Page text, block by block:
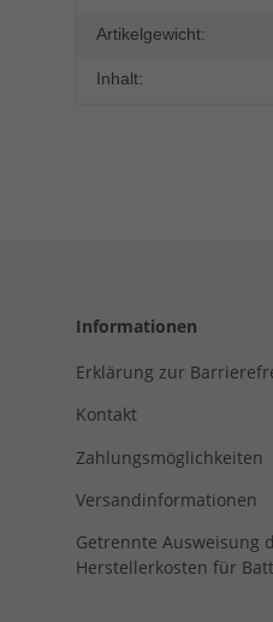
Artikelgewicht:
Inhalt:
Informationen
Erklärung zur
Kontakt
Zahlungsmöglichkeiten
Versandinformationen
Getrennte Ausweisung
Herstellerkosten für